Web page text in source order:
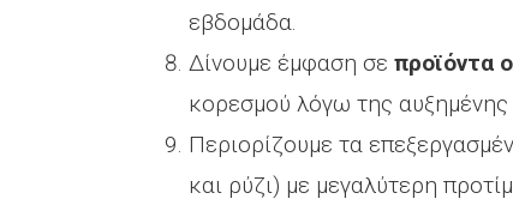
εβδομάδα.
Δίνουμε έμφαση σε προϊόντα
κορεσμού λόγω της αυξημένης
Περιορίζουμε τα
και ρύζι) με μεγαλύτερη